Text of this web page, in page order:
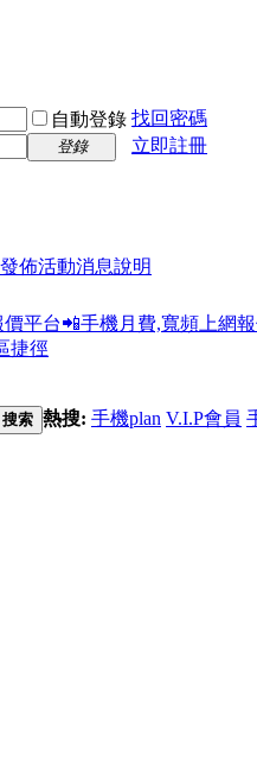
自動登錄 找回密碼
登錄
立即註冊
佈活動消息說明
價平台📲手機月費,寬頻上網
捷徑
搜索 熱搜: 手機plan V.I.P會員